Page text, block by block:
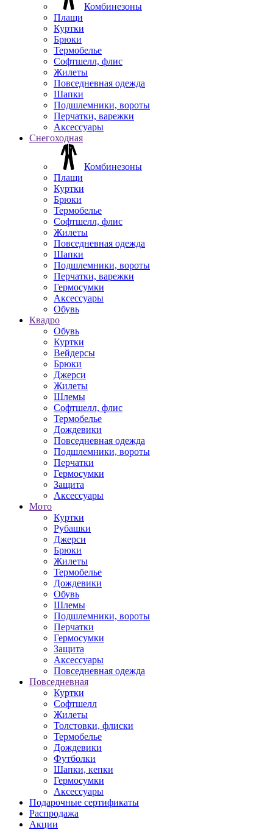
Комбинезоны
Плащи
Куртки
Брюки
Термобелье
Софтшелл, флис
Жилеты
Повседневная одежда
Шапки
Подшлемники, вороты
Перчатки, варежки
Аксессуары
Снегоходная
Комбинезоны
Плащи
Куртки
Брюки
Термобелье
Софтшелл, флис
Жилеты
Повседневная одежда
Шапки
Подшлемники, вороты
Перчатки, варежки
Гермосумки
Аксессуары
Обувь
Квадро
Обувь
Куртки
Вейдерсы
Брюки
Джерси
Жилеты
Шлемы
Софтшелл, флис
Термобелье
Дождевики
Повседневная одежда
Подшлемники, вороты
Перчатки
Гермосумки
Защита
Аксессуары
Мото
Куртки
Рубашки
Джерси
Брюки
Жилеты
Термобелье
Дождевики
Обувь
Шлемы
Подшлемники, вороты
Перчатки
Гермосумки
Защита
Аксессуары
Повседневная одежда
Повседневная
Куртки
Софтшелл
Жилеты
Толстовки, флиски
Термобелье
Дождевики
Футболки
Шапки, кепки
Гермосумки
Аксессуары
Подарочные сертификаты
Распродажа
Акции